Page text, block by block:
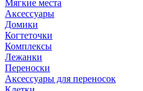
Мягкие места
Аксессуары
Домики
Когтеточки
Комплексы
Лежанки
Переноски
Аксессуары для переносок